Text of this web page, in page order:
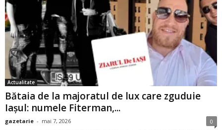
Actualitate
Bătaia de la majoratul de lux care zguduie
Iașul: numele Fiterman,...
gazetarie - mai 7, 2026 0